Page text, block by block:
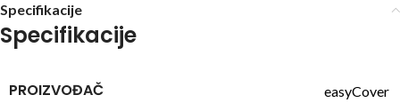
Specifikacije
Specifikacije
PROIZVOĐAČ easyCover